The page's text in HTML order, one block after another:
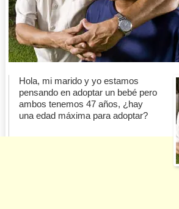
Hola, mi marido y yo estamos
pensando en adoptar un bebé pero
ambos tenemos 47 años, ¿hay
una edad máxima para adoptar?